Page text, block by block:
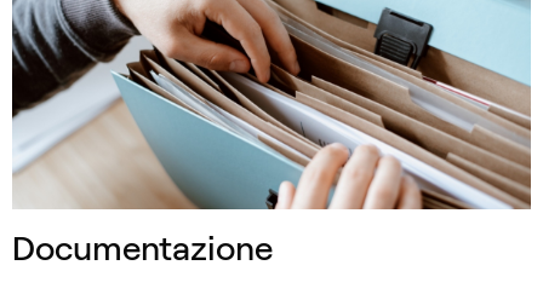
Documentazione